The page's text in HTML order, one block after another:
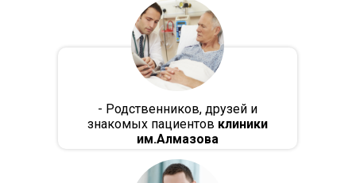
- Родственников, друзей и
знакомых пациентов клиники
им.Алмазова